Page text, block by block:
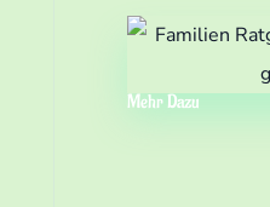
Mehr Dazu